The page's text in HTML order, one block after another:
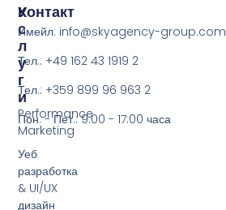
У
С
Л
У
Г
И
Performance
Marketing
Уеб
разработка
& UI/UX
дизайн
Контакт
Имейл: info@skyagency-group.com
Тел.: +49 162 43 1919 2
Тел.: +359 899 96 963 2
Пон. - Пет.: 9:00 - 17:00 часа